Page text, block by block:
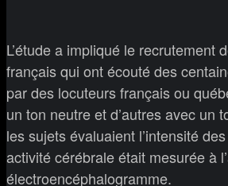
L’étude a impliqué le recrutement
français qui ont écouté des
par des locuteurs français ou
un ton neutre et d’autres avec un
les sujets évaluaient l’intensité
activité cérébrale était mesurée à
électroencéphalogramme.